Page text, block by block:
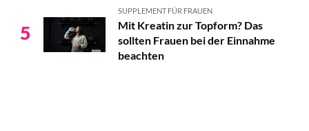
5
SUPPLEMENT FÜR FRAUEN
Mit Kreatin zur Topform? Das
sollten Frauen bei der Einnahme
beachten